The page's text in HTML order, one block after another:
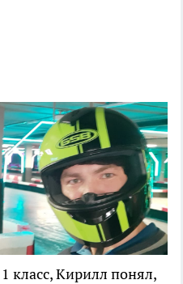
класс, Кирилл понял,